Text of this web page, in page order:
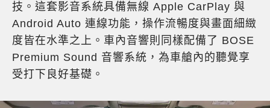
技。這套影音系統具備無線 Apple CarPlay 與
Android Auto 連線功能，操作流暢度與畫面細緻
度皆在水準之上。車內音響則同樣配備了 BOSE
Premium Sound 音響系統，為車艙內的聽覺享
受打下良好基礎。